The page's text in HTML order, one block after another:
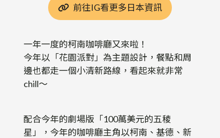
前往IG看更多日本資訊
一年一度的柯南咖啡廳又來啦！
今年以「花園派對」為主題設計，餐點和周
邊也都走一個小清新路線，看起來就非常
chill～
配合今年的劇場版「100萬美元的五稜
星」，今年的咖啡廳主角以柯南、基德、新